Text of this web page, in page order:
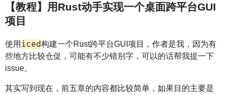
【教程】用Rust动手实现一个桌面跨平台GUI
项目
使用 iced构建一个Rust跨平台GUI项目，作者是我，因为有
些地方比较仓促，可能有不少错别字，可以的话帮我提一下
issue。
其实写到现在，前五章的内容都比较简单，如果目的主要是